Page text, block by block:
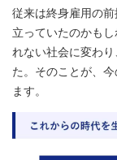
従来は終身雇用の
立っていたのかも
れない社会に変わ
た。そのことが、
ます。